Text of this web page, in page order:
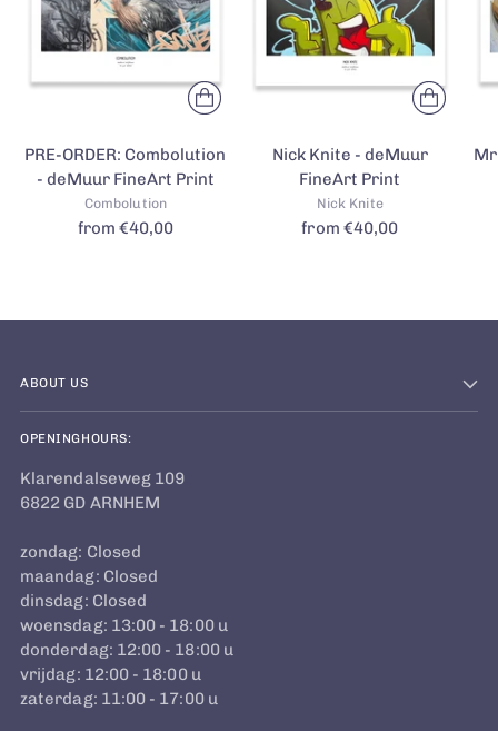
PRE-ORDER: Combolution
- deMuur FineArt Print
Combolution
from €40,00
Nick Knite - deMuur
FineArt Print
Nick Knite
from €40,00
ABOUT US
OPENINGHOURS:
Klarendalseweg 109
6822 GD ARNHEM
zondag: Closed
maandag: Closed
dinsdag: Closed
woensdag: 13:00 - 18:00 u
donderdag: 12:00 - 18:00 u
vrijdag: 12:00 - 18:00 u
zaterdag: 11:00 - 17:00 u